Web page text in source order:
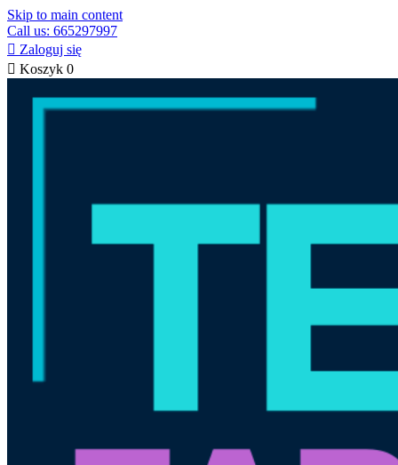
Skip to main content
Call us: 665297997
 Zaloguj się
 Koszyk 0